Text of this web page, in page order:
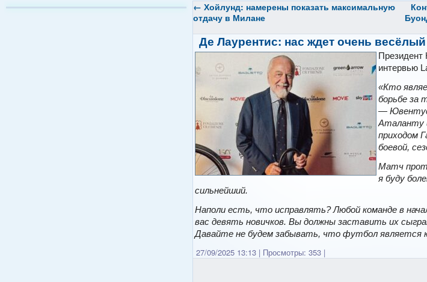
← Хойлунд: намерены показать максимальную
отдачу в Милане
Де Лаурентис: нас ждет очень
Президент
интервью
«Кто
борьбе за
—
Аталанту
приходом
боевой,
Матч
я буду
сильнейший.
Наполи есть, что исправлять? Любой команде в
вас девять новичков. Вы должны заставить их
Давайте не будем забывать, что футбол является
27/09/2025 13:13 | Просмотры: 353|